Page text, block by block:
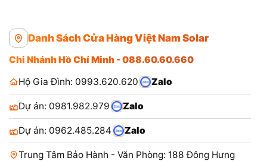
Danh Sách Cửa Hàng Việt Nam Solar
Chi Nhánh Hồ Chí Minh - 088.60.60.660
Hộ Gia Đình: 0993.620.620
Zalo
Dự án: 0981.982.979 Zalo
Dự án: 0962.485.284 Zalo
Trung Tâm Bảo Hành - Văn Phòng: 188 Đông Hưng